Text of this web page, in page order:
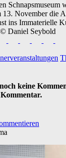
Schnapsmuseum
13. November die
ins Immaterielle
© Daniel Seybold
keine